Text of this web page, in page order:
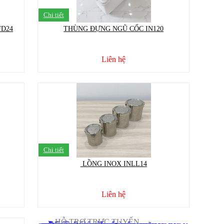
Chi tiết
THÙNG ĐỰNG NGŨ CỐC IN120
Liên hệ
Chi tiết
LỒNG INOX INLL14
Liên hệ
HỖ TRỢ TRỰC TUYẾN